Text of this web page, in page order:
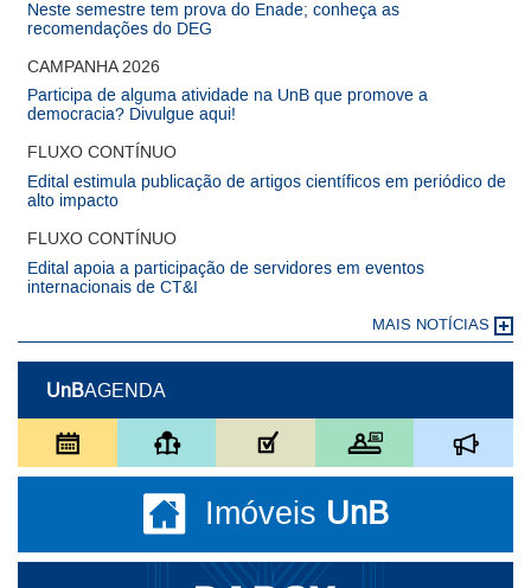
Neste semestre tem prova do Enade; conheça as
recomendações do DEG
CAMPANHA 2026
Participa de alguma atividade na UnB que promove a
democracia? Divulgue aqui!
FLUXO CONTÍNUO
Edital estimula publicação de artigos científicos em periódico de
alto impacto
FLUXO CONTÍNUO
Edital apoia a participação de servidores em eventos
internacionais de CT&I
MAIS NOTÍCIAS
UnBAGENDA
Imóveis UnB